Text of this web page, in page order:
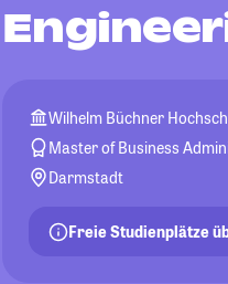
Wilhelm Büchner
Master of Business
Darmstadt
Freie Studienplätze